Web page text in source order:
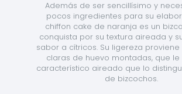
Además de ser sencillísimo y
pocos ingredientes para su
chiffon cake de naranja es un
conquista por su textura aireada y
sabor a cítricos. Su ligereza
claras de huevo montadas, que le
característico aireado que lo
de bizcochos.